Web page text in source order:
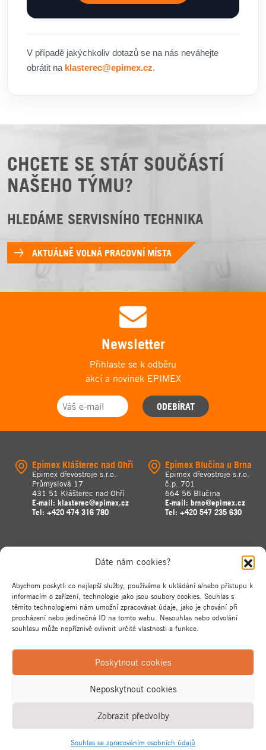
Dáte nám cookies?
Abychom poskytli co nejlepší služby, používáme k ukládání a/nebo přístupu k
informacím o zařízení, technologie jako jsou soubory cookies. Souhlas s
těmito technologiemi nám umožní zpracovávat údaje, jako je chování při
procházení nebo jedinečná ID na tomto webu. Nesouhlas nebo odvolání
souhlasu může nepříznivě ovlivnit určité vlastnosti a funkce.
Poskytnout cookies
Neposkytnout cookies
Zobrazit předvolby
Souhlas se zpracováním osobních údajů
V případě jakýchkoliv dotazů se na nás neváhejte
obrátit na klasterec@epimex.cz.
CHCETE SE STÁT SOUČÁSTÍ
NAŠEHO TÝMU?
HLEDÁME SERVISNÍHO TECHNIKA
AKTUÁLNĚ VOLNÁ PRACOVNÍ MÍSTA
Newsletter
Přihlaste se k odběru
akcí a novinek EPIMEX
ODEBÍRAT
Epimex Klášterec nad Ohří
Epimex dřevostroje s.r.o.
Průmyslová 17
431 51 Klášterec nad Ohří
E-mail: klasterec@epimex.cz
Tel: +420 474 316 780
Epimex Blučina u Brna
Epimex dřevostroje s.r.o.
č.p. 701
664 56 Blučina
E-mail: brno@epimex.cz
Tel: +420 547 235 630